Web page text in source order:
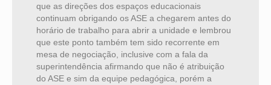
que as direções dos espaços educacionais
continuam obrigando os ASE a chegarem antes do
horário de trabalho para abrir a unidade e lembrou
que este ponto também tem sido recorrente em
mesa de negociação, inclusive com a fala da
superintendência afirmando que não é atribuição
do ASE e sim da equipe pedagógica, porém a